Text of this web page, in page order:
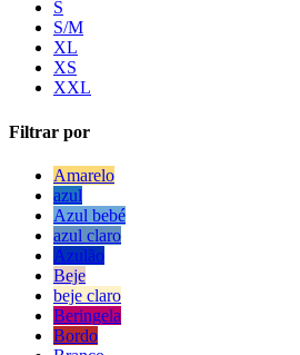
S
S/M
XL
XS
XXL
Filtrar por
Amarelo
azul
Azul bebé
azul claro
Azulão
Beje
beje claro
Beringela
Bordo